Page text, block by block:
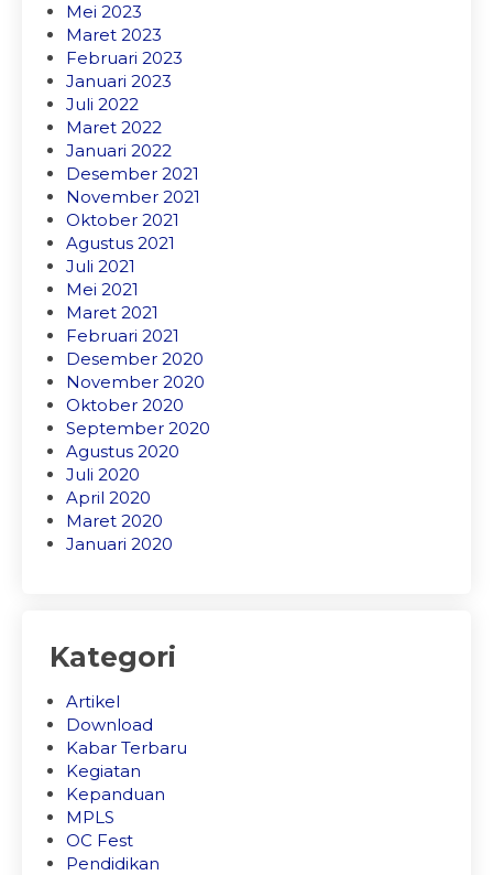
Mei 2023
Maret 2023
Februari 2023
Januari 2023
Juli 2022
Maret 2022
Januari 2022
Desember 2021
November 2021
Oktober 2021
Agustus 2021
Juli 2021
Mei 2021
Maret 2021
Februari 2021
Desember 2020
November 2020
Oktober 2020
September 2020
Agustus 2020
Juli 2020
April 2020
Maret 2020
Januari 2020
Kategori
Artikel
Download
Kabar Terbaru
Kegiatan
Kepanduan
MPLS
OC Fest
Pendidikan